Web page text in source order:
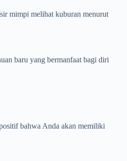
mimpi melihat kuburan menurut
baru yang bermanfaat bagi diri
bahwa Anda akan memiliki